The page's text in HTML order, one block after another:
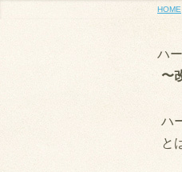
HOME
ハ
〜
ハ
と